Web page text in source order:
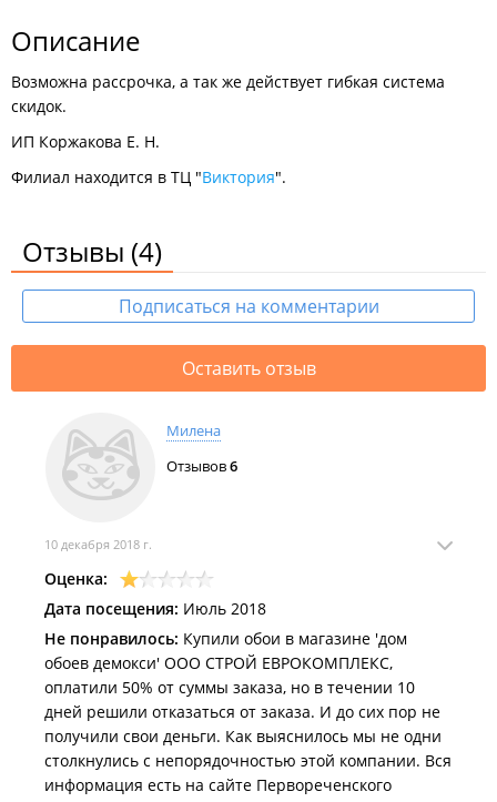
Описание
Возможна рассрочка, а так же действует гибкая система
скидок.
ИП Коржакова Е. Н.
Филиал находится в ТЦ "Виктория".
Отзывы (4)
Подписаться на комментарии
Оставить отзыв
Милена
Отзывов6
10 декабря 2018 г.
Оценка:
Дата посещения: Июль 2018
Не понравилось: Купили обои в магазине 'дом
обоев демокси' ООО СТРОЙ ЕВРОКОМПЛЕКС,
оплатили 50% от суммы заказа, но в течении 10
дней решили отказаться от заказа. И до сих пор не
получили свои деньги. Как выяснилось мы не одни
столкнулись с непорядочностью этой компании. Вся
информация есть на сайте Первореченского